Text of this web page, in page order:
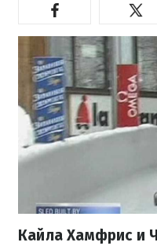
Кайла Хамфрис и